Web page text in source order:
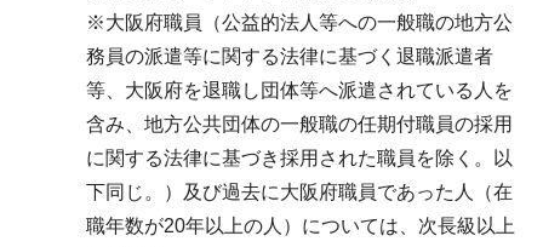
※大阪府職員（公益的法人等への一般職の地方公
務員の派遣等に関する法律に基づく退職派遣者
等、大阪府を退職し団体等へ派遣されている人を
含み、地方公共団体の一般職の任期付職員の採用
に関する法律に基づき採用された職員を除く。以
下同じ。）及び過去に大阪府職員であった人（在
職年数が20年以上の人）については、次長級以上